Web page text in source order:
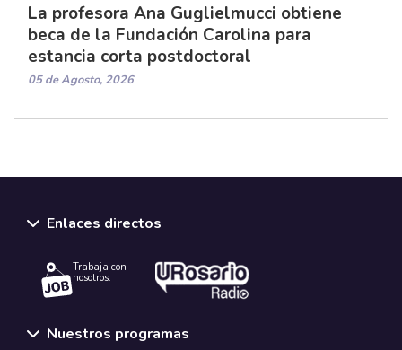
La profesora Ana Guglielmucci obtiene
beca de la Fundación Carolina para
estancia corta postdoctoral
05 de Agosto, 2026
Enlaces directos
Trabaja con
nosotros.
Nuestros programas